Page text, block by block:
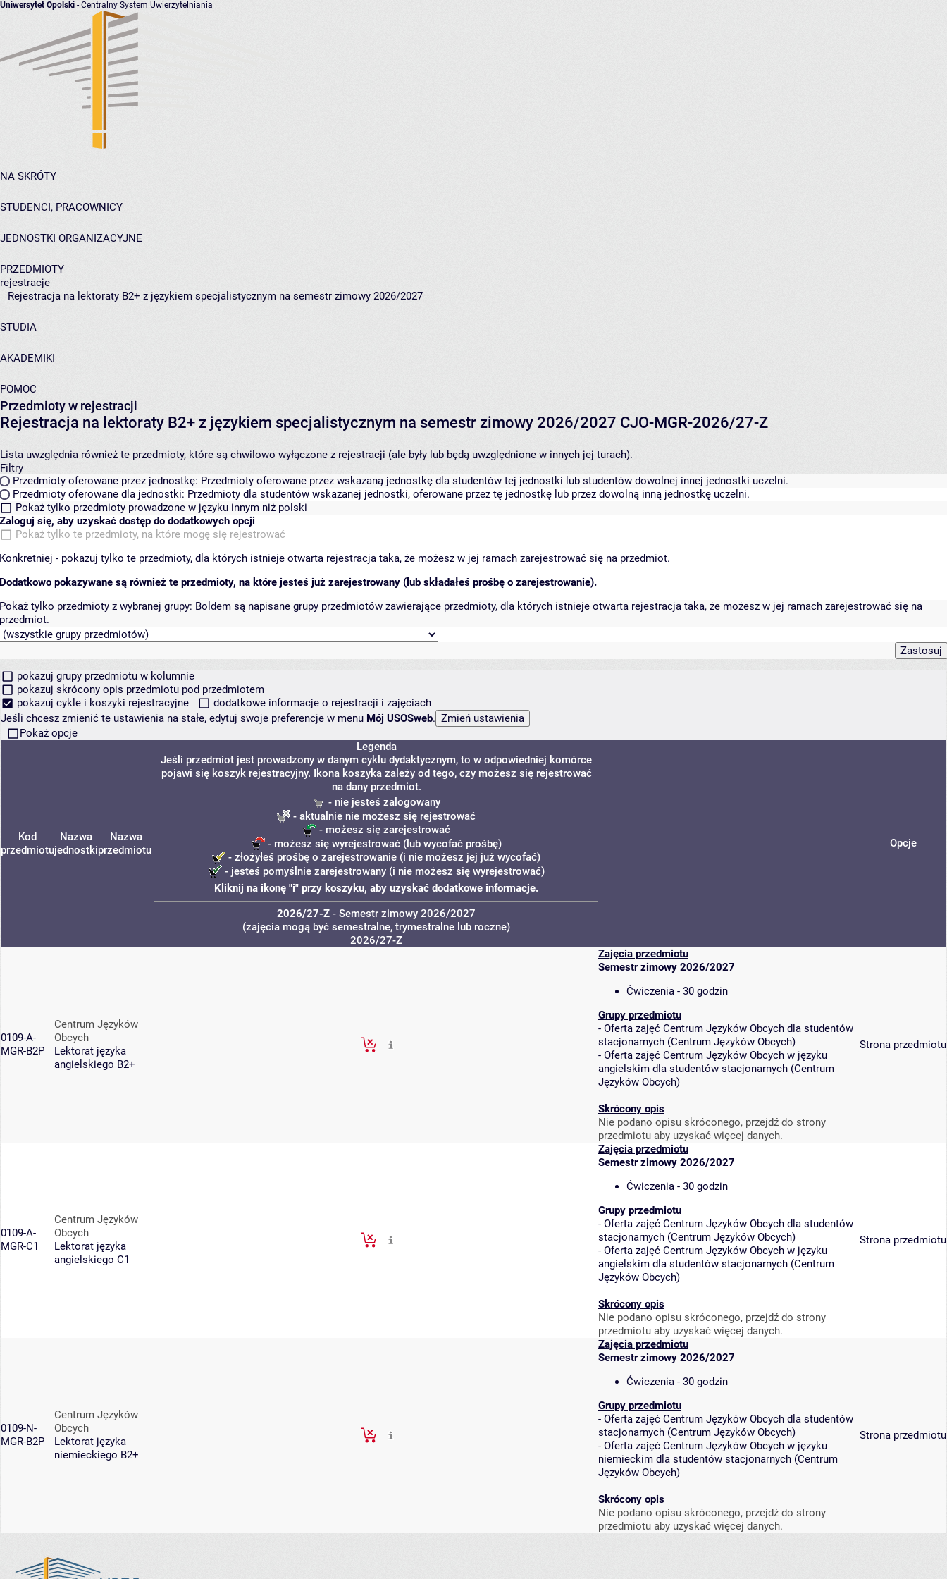
Uniwersytet Opolski - Centralny System Uwierzytelniania
NA SKRÓTY
STUDENCI, PRACOWNICY
JEDNOSTKI ORGANIZACYJNE
PRZEDMIOTY
rejestracje
Rejestracja na lektoraty B2+ z językiem specjalistycznym na semestr zimowy 2026/2027
STUDIA
AKADEMIKI
POMOC
Przedmioty w rejestracji
Rejestracja na lektoraty B2+ z językiem specjalistycznym na semestr zimowy 2026/2027 CJO-MGR-2026/27-Z
Lista uwzględnia również te przedmioty, które są chwilowo wyłączone z rejestracji (ale były lub będą uwzględnione w innych jej turach).
Filtry
Przedmioty oferowane przez jednostkę: Przedmioty oferowane przez wskazaną jednostkę dla studentów tej jednostki lub studentów dowolnej innej jednostki uczelni.
Przedmioty oferowane dla jednostki: Przedmioty dla studentów wskazanej jednostki, oferowane przez tę jednostkę lub przez dowolną inną jednostkę uczelni.
Pokaż tylko przedmioty prowadzone w języku innym niż polski
Zaloguj się, aby uzyskać dostęp do dodatkowych opcji
Pokaż tylko te przedmioty, na które mogę się rejestrować
Konkretniej - pokazuj tylko te przedmioty, dla których istnieje otwarta rejestracja taka, że możesz w jej ramach zarejestrować się na przedmiot.
Dodatkowo pokazywane są również te przedmioty, na które jesteś już zarejestrowany (lub składałeś prośbę o zarejestrowanie).
Pokaż tylko przedmioty z wybranej grupy: Boldem są napisane grupy przedmiotów zawierające przedmioty, dla których istnieje otwarta rejestracja taka, że możesz w jej ramach zarejestrować się na
przedmiot.
pokazuj grupy przedmiotu w kolumnie
pokazuj skrócony opis przedmiotu pod przedmiotem
pokazuj cykle i koszyki rejestracyjne
dodatkowe informacje o rejestracji i zajęciach
Jeśli chcesz zmienić te ustawienia na stałe, edytuj swoje preferencje w menu Mój USOSweb.
Pokaż opcje
Kod
przedmiotu
Nazwa
jednostki
Nazwa
przedmiotu
Legenda
Jeśli przedmiot jest prowadzony w danym cyklu dydaktycznym, to w odpowiedniej komórce
pojawi się koszyk rejestracyjny. Ikona koszyka zależy od tego, czy możesz się rejestrować
na dany przedmiot.
- nie jesteś zalogowany
- aktualnie nie możesz się rejestrować
- możesz się zarejestrować
- możesz się wyrejestrować (lub wycofać prośbę)
- złożyłeś prośbę o zarejestrowanie (i nie możesz jej już wycofać)
- jesteś pomyślnie zarejestrowany (i nie możesz się wyrejestrować)
Kliknij na ikonę "i" przy koszyku, aby uzyskać dodatkowe informacje.
2026/27-Z - Semestr zimowy 2026/2027
(zajęcia mogą być semestralne, trymestralne lub roczne)
Opcje
2026/27-Z
0109-A-
MGR-B2P
Centrum Języków
Obcych
Lektorat języka
angielskiego B2+
Zajęcia przedmiotu
Semestr zimowy 2026/2027
Ćwiczenia - 30 godzin
Grupy przedmiotu
- Oferta zajęć Centrum Języków Obcych dla studentów
stacjonarnych (Centrum Języków Obcych)
- Oferta zajęć Centrum Języków Obcych w języku
angielskim dla studentów stacjonarnych (Centrum
Języków Obcych)
Skrócony opis
Nie podano opisu skróconego, przejdź do strony
przedmiotu aby uzyskać więcej danych.
Strona przedmiotu
0109-A-
MGR-C1
Centrum Języków
Obcych
Lektorat języka
angielskiego C1
Zajęcia przedmiotu
Semestr zimowy 2026/2027
Ćwiczenia - 30 godzin
Grupy przedmiotu
- Oferta zajęć Centrum Języków Obcych dla studentów
stacjonarnych (Centrum Języków Obcych)
- Oferta zajęć Centrum Języków Obcych w języku
angielskim dla studentów stacjonarnych (Centrum
Języków Obcych)
Skrócony opis
Nie podano opisu skróconego, przejdź do strony
przedmiotu aby uzyskać więcej danych.
Strona przedmiotu
0109-N-
MGR-B2P
Centrum Języków
Obcych
Lektorat języka
niemieckiego B2+
Zajęcia przedmiotu
Semestr zimowy 2026/2027
Ćwiczenia - 30 godzin
Grupy przedmiotu
- Oferta zajęć Centrum Języków Obcych dla studentów
stacjonarnych (Centrum Języków Obcych)
- Oferta zajęć Centrum Języków Obcych w języku
niemieckim dla studentów stacjonarnych (Centrum
Języków Obcych)
Skrócony opis
Nie podano opisu skróconego, przejdź do strony
przedmiotu aby uzyskać więcej danych.
Strona przedmiotu